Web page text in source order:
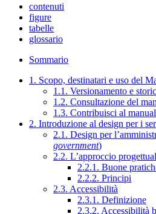
contenuti
figure
tabelle
glossario
Sommario
1. Scopo, destinatari e uso del
1.1. Versionamento e
1.2. Consultazione del
1.3. Contribuisci al
2. Introduzione al design per i
2.1. Design per
government)
2.2. L’approccio
2.2.1. Buone
2.2.2. Principi
2.3. Accessibilità
2.3.1. Definizione
2.3.2. Accessibilità